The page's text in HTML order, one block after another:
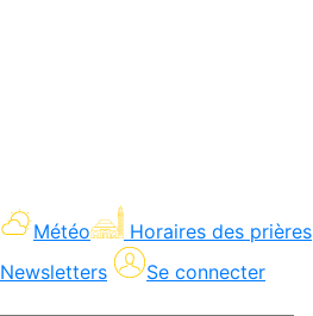
Météo Horaires des prières
Newsletters
Se connecter